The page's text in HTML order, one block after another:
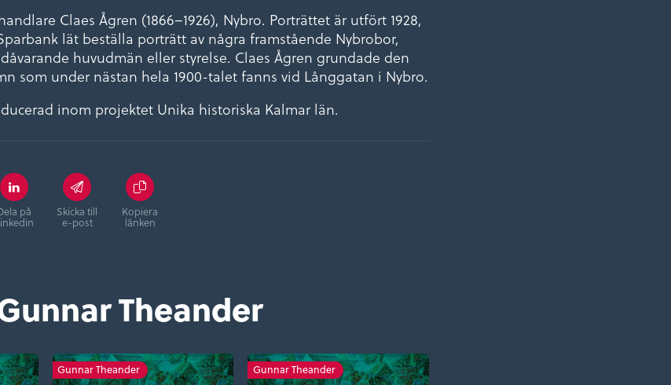
Claes Ågren (1866–1926), Nybro. Porträttet är utfört 1928,
lät beställa porträtt av några framstående Nybrobor,
huvudmän eller styrelse. Claes Ågren grundade den
som under nästan hela 1900-talet fanns vid Långgatan i Nybro.
inom projektet Unika historiska Kalmar län.
på Skicka till
e-post
Kopiera
länken
Theander
Gunnar Theander Gunnar Theander